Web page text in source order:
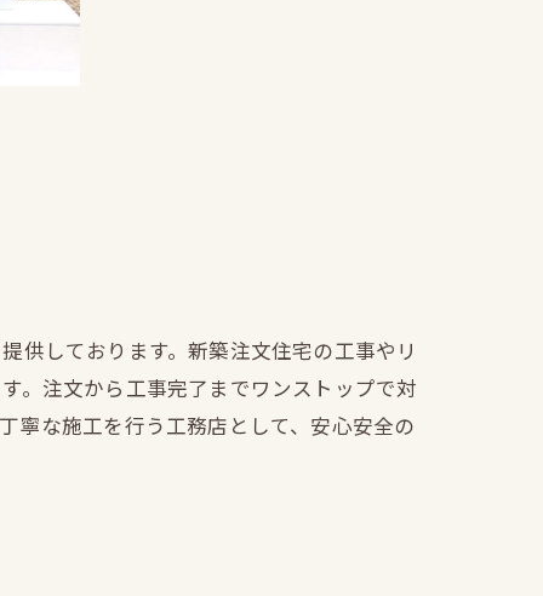
供しております。新築注文住宅の工事やリ
。注文から工事完了までワンストップで対
寧な施工を行う工務店として、安心安全の